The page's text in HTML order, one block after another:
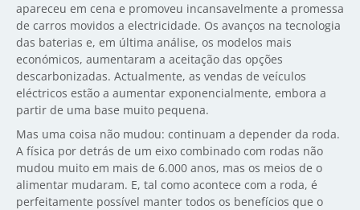
apareceu em cena e promoveu incansavelmente a promessa
de carros movidos a electricidade. Os avanços na tecnologia
das baterias e, em última análise, os modelos mais
económicos, aumentaram a aceitação das opções
descarbonizadas. Actualmente, as vendas de veículos
eléctricos estão a aumentar exponencialmente, embora a
partir de uma base muito pequena.
Mas uma coisa não mudou: continuam a depender da roda.
A física por detrás de um eixo combinado com rodas não
mudou muito em mais de 6.000 anos, mas os meios de o
alimentar mudaram. E, tal como acontece com a roda, é
perfeitamente possível manter todos os benefícios que o